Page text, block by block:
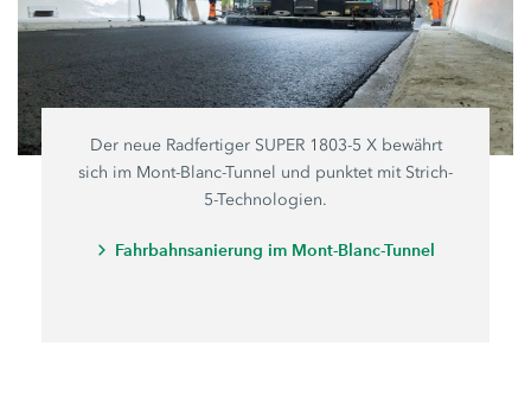
Der neue Radfertiger SUPER 1803-5 Xbewährt
sich im Mont-Blanc-Tunnel und punktet mit Strich-
5-Technologien.
Fahrbahnsanierung im Mont-Blanc-Tunnel